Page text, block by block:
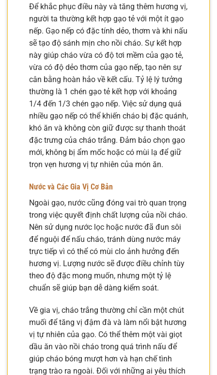
Để khắc phục điều này và tăng thêm hương vị,
người ta thường kết hợp gạo tẻ với một ít gạo
nếp. Gạo nếp có đặc tính dẻo, thơm và khi nấu
sẽ tạo độ sánh mịn cho nồi cháo. Sự kết hợp
này giúp cháo vừa có độ tơi mềm của gạo tẻ,
vừa có độ dẻo thơm của gạo nếp, tạo nên sự
cân bằng hoàn hảo về kết cấu. Tỷ lệ lý tưởng
thường là 1 chén gạo tẻ kết hợp với khoảng
1/4 đến 1/3 chén gạo nếp. Việc sử dụng quá
nhiều gạo nếp có thể khiến cháo bị đặc quánh,
khó ăn và không còn giữ được sự thanh thoát
đặc trưng của cháo trắng. Đảm bảo chọn gạo
mới, không bị ẩm mốc hoặc có mùi lạ để giữ
trọn vẹn hương vị tự nhiên của món ăn.
Nước và Các Gia Vị Cơ Bản
Ngoài gạo, nước cũng đóng vai trò quan trọng
trong việc quyết định chất lượng của nồi cháo.
Nên sử dụng nước lọc hoặc nước đã đun sôi
để nguội để nấu cháo, tránh dùng nước máy
trực tiếp vì có thể có mùi clo ảnh hưởng đến
hương vị. Lượng nước sẽ được điều chỉnh tùy
theo độ đặc mong muốn, nhưng một tỷ lệ
chuẩn sẽ giúp bạn dễ dàng kiểm soát.
Về gia vị, cháo trắng thường chỉ cần một chút
muối để tăng vị đậm đà và làm nổi bật hương
vị tự nhiên của gạo. Có thể thêm một vài giọt
dầu ăn vào nồi cháo trong quá trình nấu để
giúp cháo bóng mượt hơn và hạn chế tình
trạng trào ra ngoài. Đối với những ai yêu thích